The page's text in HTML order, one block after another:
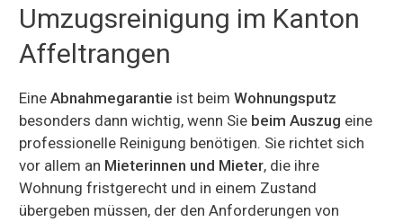
Umzugsreinigung im Kanton
Affeltrangen
Eine Abnahmegarantie ist beim Wohnungsputz
besonders dann wichtig, wenn Sie beim Auszug eine
professionelle Reinigung benötigen. Sie richtet sich
vor allem an Mieterinnen und Mieter, die ihre
Wohnung fristgerecht und in einem Zustand
übergeben müssen, der den Anforderungen von